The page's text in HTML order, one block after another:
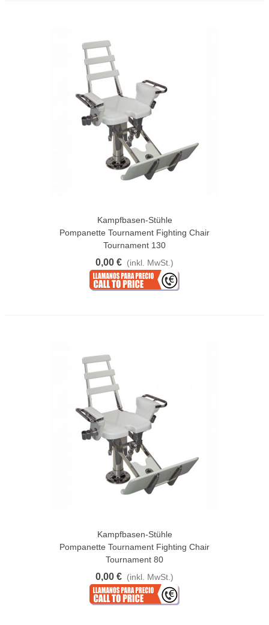
Kampfbasen-Stühle
Pompanette Tournament Fighting Chair
Tournament 130
0,00 € (inkl. MwSt.)
Kampfbasen-Stühle
Pompanette Tournament Fighting Chair
Tournament 80
0,00 € (inkl. MwSt.)